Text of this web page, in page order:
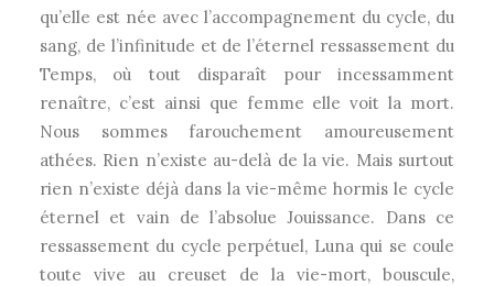
qu’elle est née avec l’accompagnement du cycle, du
sang, de l’infinitude et de l’éternel ressassement du
Temps, où tout disparaît pour incessamment
renaître, c’est ainsi que femme elle voit la mort.
Nous sommes farouchement amoureusement
athées. Rien n’existe au-delà de la vie. Mais surtout
rien n’existe déjà dans la vie-même hormis le cycle
éternel et vain de l’absolue Jouissance. Dans ce
ressassement du cycle perpétuel, Luna qui se coule
toute vive au creuset de la vie-mort, bouscule,